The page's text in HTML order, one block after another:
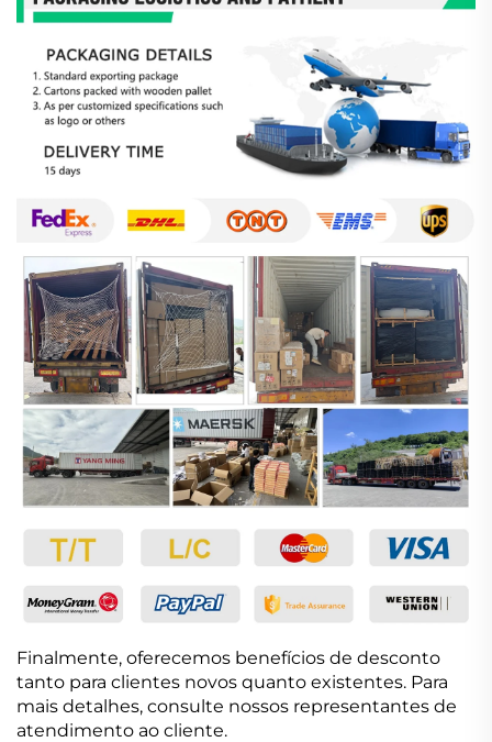
Finalmente, oferecemos benefícios de desconto
tanto para clientes novos quanto existentes. Para
mais detalhes, consulte nossos representantes de
atendimento ao cliente.